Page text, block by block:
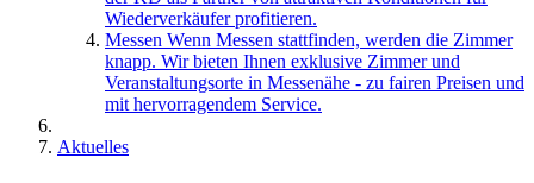
Wiederverkäufer profitieren.
Messen Wenn Messen stattfinden, werden die Zimmer
knapp. Wir bieten Ihnen exklusive Zimmer und
Veranstaltungsorte in Messenähe - zu fairen Preisen und
mit hervorragendem Service.
Aktuelles